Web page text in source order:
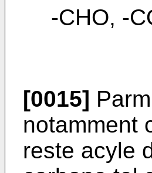
-CHO, -
[0015]
notamment
reste acyle